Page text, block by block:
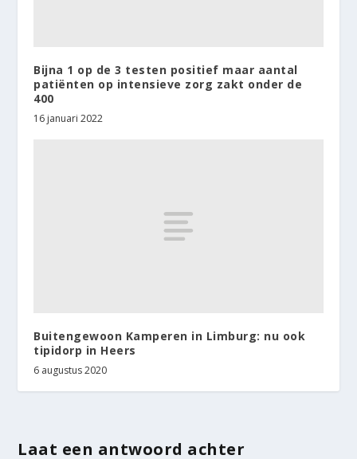
Bijna 1 op de 3 testen positief maar aantal
patiënten op intensieve zorg zakt onder de
400
16 januari 2022
Buitengewoon Kamperen in Limburg: nu ook
tipidorp in Heers
6 augustus 2020
Laat een antwoord achter